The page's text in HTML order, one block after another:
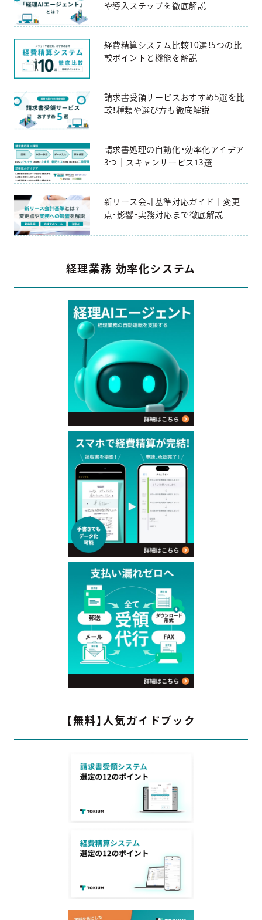
や導入ステップを徹底解説
経費精算システム比較10選！5つの比
較ポイントと機能を解説
請求書受領サービスおすすめ5選を比
較！種類や選び方も徹底解説
請求書処理の自動化・効率化アイデア
3つ｜スキャンサービス13選
新リース会計基準対応ガイド｜変更
点・影響・実務対応まで徹底解説
経理業務 効率化システム
【無料】人気ガイドブック